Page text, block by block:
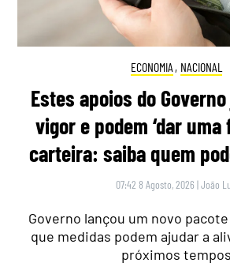
ECONOMIA , NACIONAL
Estes apoios do
vigor e podem ‘dar uma
carteira: saiba quem
07:42 8 Agosto, 2026 |João
Governo lançou um novo
que medidas podem ajudar a
próximos tempos